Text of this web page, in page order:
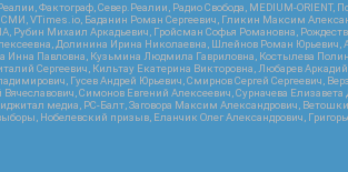
Фактограф, Север.Реалии, Радио Свобода, MEDIUM-
VTimes.io, Баданин Роман Сергеевич, Гликин Максим
Рубин Михаил Аркадьевич, Гройсман Софья Романовна,
Долинина Ирина Николаевна, Шлейнов Роман
Инна Павловна, Кузьмина Людмила Гавриловна, Костылева
Сергеевич, Кильтау Екатерина Викторовна, Любарев
Гусев Андрей Юрьевич, Смирнов Сергей
Симонов Евгений Алексеевич, Сурначева
медиа, РС-Балт, Заговора Максим Александрович,
Нобелевский призыв, Еланчик Олег Александрович,